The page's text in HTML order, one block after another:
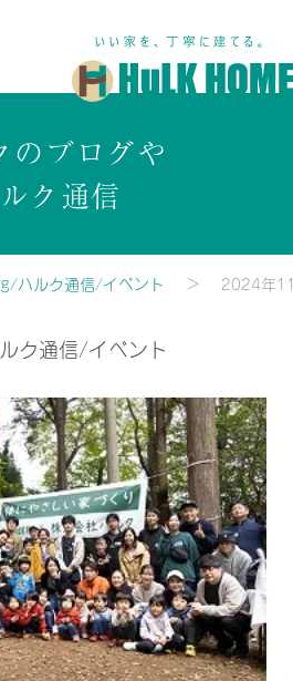
のブログや
ク通信
ハルク通信/イベント 2024年
ク通信/イベント